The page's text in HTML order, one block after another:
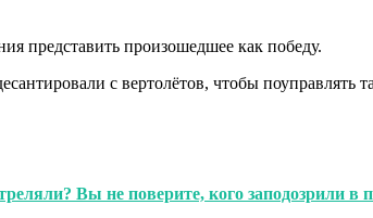
представить произошедшее как победу.
с вертолётов, чтобы поуправлять
Вы не поверите, кого заподозрили в